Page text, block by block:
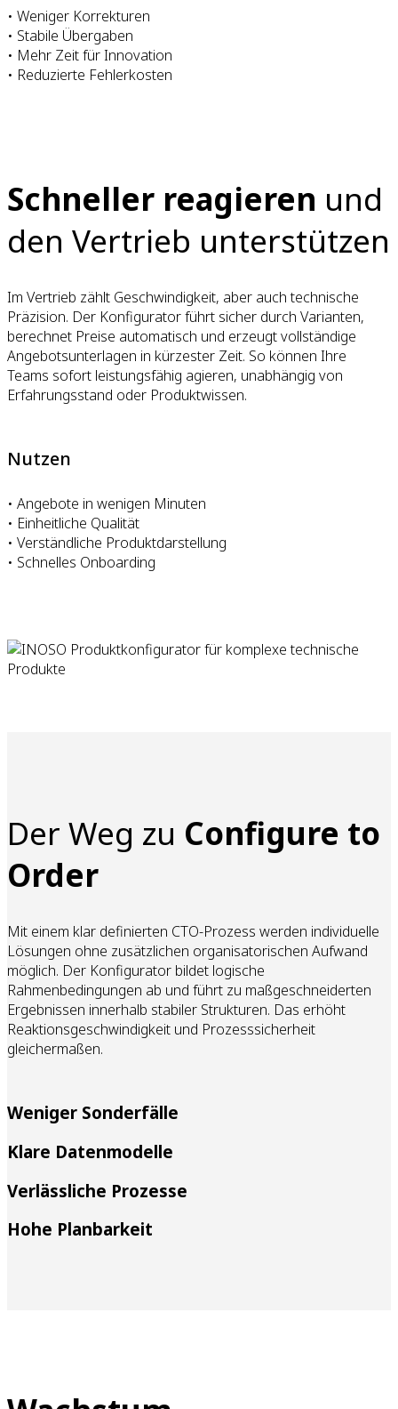
• Weniger Korrekturen
• Stabile Übergaben
• Mehr Zeit für Innovation
• Reduzierte Fehlerkosten
Schneller reagieren und
den Vertrieb unterstützen
Im Vertrieb zählt Geschwindigkeit, aber auch technische
Präzision. Der Konfigurator führt sicher durch Varianten,
berechnet Preise automatisch und erzeugt vollständige
Angebotsunterlagen in kürzester Zeit. So können Ihre
Teams sofort leistungsfähig agieren, unabhängig von
Erfahrungsstand oder Produktwissen.
Nutzen
• Angebote in wenigen Minuten
• Einheitliche Qualität
• Verständliche Produktdarstellung
• Schnelles Onboarding
Der Weg zu Configure to
Order
Mit einem klar definierten CTO-Prozess werden individuelle
Lösungen ohne zusätzlichen organisatorischen Aufwand
möglich. Der Konfigurator bildet logische
Rahmenbedingungen ab und führt zu maßgeschneiderten
Ergebnissen innerhalb stabiler Strukturen. Das erhöht
Reaktionsgeschwindigkeit und Prozesssicherheit
gleichermaßen.
Weniger Sonderfälle
Klare Datenmodelle
Verlässliche Prozesse
Hohe Planbarkeit